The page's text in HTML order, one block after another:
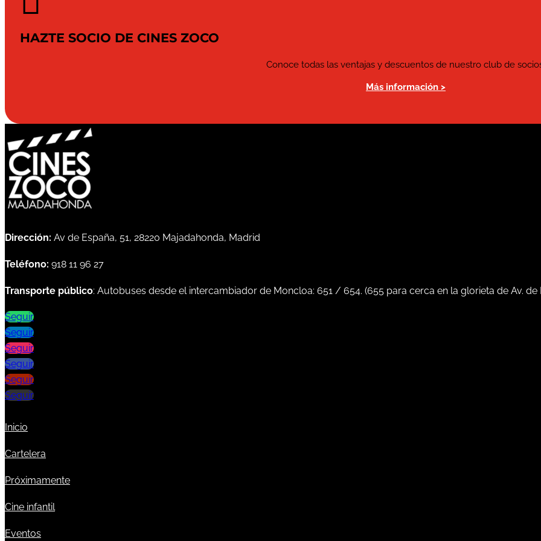
HAZTE SOCIO DE CINES ZOCO
Conoce todas las ventajas y descuentos de nuestro club de
Más información >
Dirección: Av de España, 51, 28220 Majadahonda, Madrid
Teléfono: 918 11 96 27
Transporte público: Autobuses desde el intercambiador de Moncloa: 651 / 654. (655 para cerca en la glorieta de Av. de
Seguir
Seguir
Seguir
Seguir
Seguir
Seguir
Inicio
Cartelera
Próximamente
Cine infantil
Eventos